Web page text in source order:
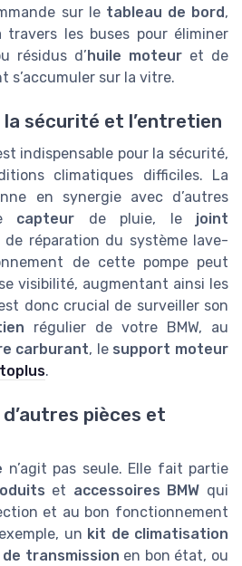
sur le tableau de bord,
les buses pour éliminer
résidus d’huile moteur et de
s’accumuler sur la vitre.
sécurité et l’entretien
indispensable pour la sécurité,
climatiques difficiles. La
en synergie avec d’autres
capteur de pluie, le joint
de réparation du système lave-
de cette pompe peut
visibilité, augmentant ainsi les
donc crucial de surveiller son
régulier de votre BMW, au
carburant, le support moteur
.
pièces et
n’agit pas seule. Elle fait partie
et accessoires BMW qui
et au bon fonctionnement
un kit de climatisation
transmission en bon état, ou